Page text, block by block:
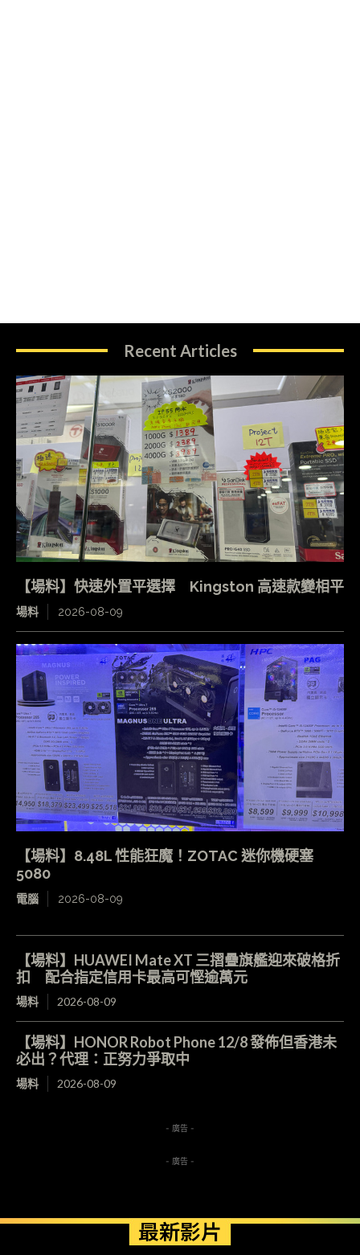
Recent Articles
【場料】快速外置平選擇 Kingston 高速款變相平
場料 2026-08-09
【場料】8.48L 性能狂魔！ZOTAC 迷你機硬塞
5080
電腦 2026-08-09
【場料】HUAWEI Mate XT 三摺疊旗艦迎來破格折
扣 配合指定信用卡最高可慳逾萬元
場料 2026-08-09
【場料】HONOR Robot Phone 12/8 發佈但香港未
必出？代理：正努力爭取中
場料 2026-08-09
- 廣告 -
- 廣告 -
最新影片